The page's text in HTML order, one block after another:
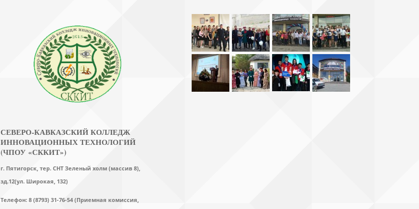
СЕВЕРО-КАВКАЗСКИЙ КОЛЛЕДЖ
ИННОВАЦИОННЫХ ТЕХНОЛОГИЙ
(ЧПОУ «СККИТ»)
г. Пятигорск, тер. СНТ Зеленый холм (массив 8),
зд.12(ул. Широкая, 132)
Телефон: 8 (8793) 31-76-54 (Приемная комиссия,